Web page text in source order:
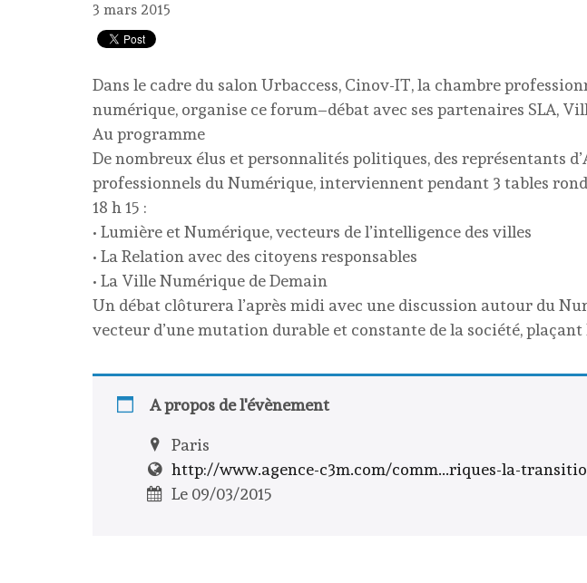
3 mars 2015
Dans le cadre du salon Urbaccess, Cinov-IT, la chambre
numérique, organise ce forum–débat avec ses partenaires SLA,
Au programme
De nombreux élus et personnalités politiques, des représentants
professionnels du Numérique, interviennent pendant 3 tables
18 h 15 :
• Lumière et Numérique, vecteurs de l’intelligence des villes
• La Relation avec des citoyens responsables
• La Ville Numérique de Demain
Un débat clôturera l’après midi avec une discussion autour du
vecteur d’une mutation durable et constante de la société,
A propos de l'évènement
Paris
http://www.agence-c3m.com/comm...riques-la-
Le 09/03/2015